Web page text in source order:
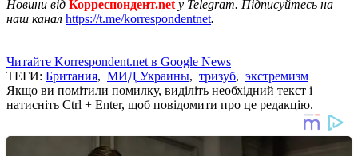
Новини від Корреспондент.net у Telegram. Підписуйтесь на
наш канал https://t.me/korrespondentnet.
Читайте Korrespondent.net в Google News
ТЕГИ: Британия, МИД Украины, тризуб, экстремизм
Якщо ви помітили помилку, виділіть необхідний текст і
натисніть Ctrl + Enter, щоб повідомити про це редакцію.